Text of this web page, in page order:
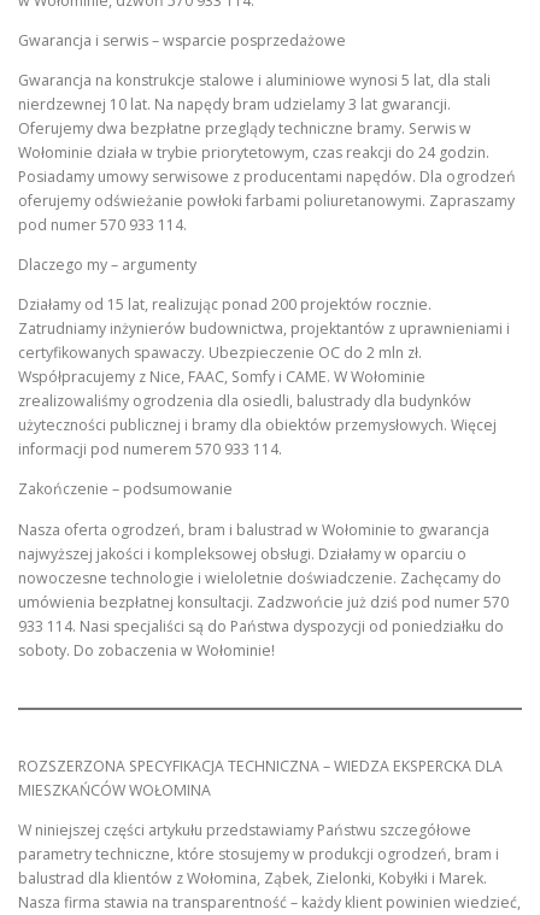
Gwarancja i serwis – wsparcie posprzedażowe
Gwarancja na konstrukcje stalowe i aluminiowe wynosi 5 lat, dla stali
nierdzewnej 10 lat. Na napędy bram udzielamy 3 lat gwarancji.
Oferujemy dwa bezpłatne przeglądy techniczne bramy. Serwis w
Wołominie działa w trybie priorytetowym, czas reakcji do 24 godzin.
Posiadamy umowy serwisowe z producentami napędów. Dla ogrodzeń
oferujemy odświeżanie powłoki farbami poliuretanowymi. Zapraszamy
pod numer 570 933 114.
Dlaczego my – argumenty
Działamy od 15 lat, realizując ponad 200 projektów rocznie.
Zatrudniamy inżynierów budownictwa, projektantów z uprawnieniami i
certyfikowanych spawaczy. Ubezpieczenie OC do 2 mln zł.
Współpracujemy z Nice, FAAC, Somfy i CAME. W Wołominie
zrealizowaliśmy ogrodzenia dla osiedli, balustrady dla budynków
użyteczności publicznej i bramy dla obiektów przemysłowych. Więcej
informacji pod numerem 570 933 114.
Zakończenie – podsumowanie
Nasza oferta ogrodzeń, bram i balustrad w Wołominie to gwarancja
najwyższej jakości i kompleksowej obsługi. Działamy w oparciu o
nowoczesne technologie i wieloletnie doświadczenie. Zachęcamy do
umówienia bezpłatnej konsultacji. Zadzwońcie już dziś pod numer 570
933 114. Nasi specjaliści są do Państwa dyspozycji od poniedziałku do
soboty. Do zobaczenia w Wołominie!
ROZSZERZONA SPECYFIKACJA TECHNICZNA – WIEDZA EKSPERCKA DLA
MIESZKAŃCÓW WOŁOMINA
W niniejszej części artykułu przedstawiamy Państwu szczegółowe
parametry techniczne, które stosujemy w produkcji ogrodzeń, bram i
balustrad dla klientów z Wołomina, Ząbek, Zielonki, Kobyłki i Marek.
Nasza firma stawia na transparentność – każdy klient powinien wiedzieć,